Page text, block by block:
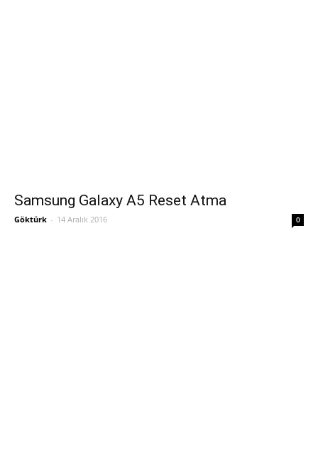
Samsung Galaxy A5 Reset Atma
Göktürk - 14 Aralık 2016 0